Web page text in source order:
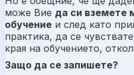
може Вие да си вземете
обучение и след като
практика, да се
края на обучението,
Защо да се запишете?